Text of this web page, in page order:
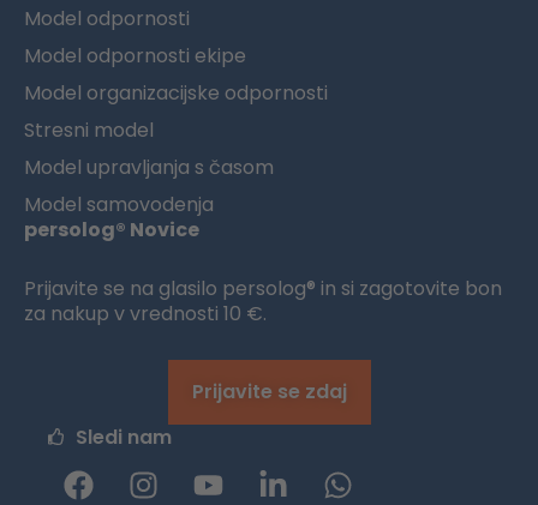
Model odpornosti
Model odpornosti ekipe
Model organizacijske odpornosti
Stresni model
Model upravljanja s časom
Model samovodenja
persolog® Novice
Prijavite se na glasilo persolog® in si zagotovite bon
za nakup v vrednosti 10 €.
Prijavite se zdaj
Sledi nam
F I Y L W